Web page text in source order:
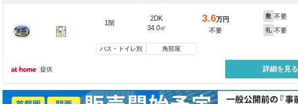
1階
2DK
34.0㎡
3.6万円
不要
敷 不要
礼 不要
バス・トイレ別 角部屋
提供 詳細を見る